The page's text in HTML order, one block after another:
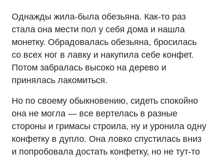
Однажды жила-была обезьяна. Как-то раз
стала она мести пол у себя дома и нашла
монетку. Обрадовалась обезьяна, бросилась
со всех ног в лавку и накупила себе конфет.
Потом забралась высоко на дерево и
принялась лакомиться.
Но по своему обыкновению, сидеть спокойно
она не могла — все вертелась в разные
стороны и гримасы строила, ну и уронила одну
конфетку в дупло. Она ловко спустилась вниз
и попробовала достать конфетку, но не тут-то